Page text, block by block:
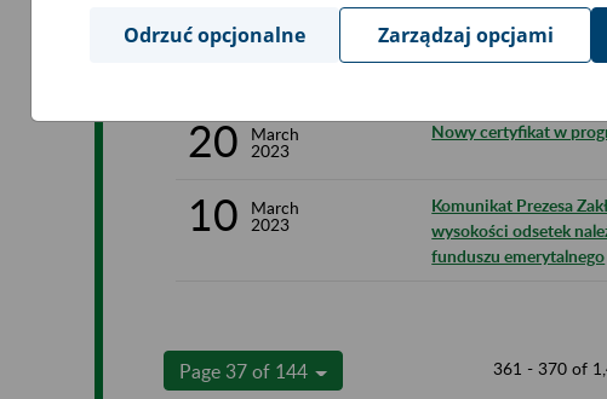
Ograniczenia w
20
March
2023
Nowy certyfikat w
10
March
2023
Komunikat Prezesa
wysokości odsetek
funduszu emerytalnego
Page 37 of 144 361 - 370 of
Odrzuć opcjonalne Zarządzaj opcjami